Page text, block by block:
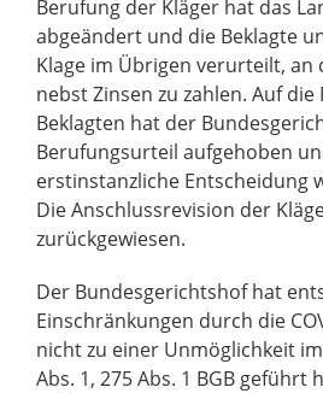
Berufung der Kläger hat das
abgeändert und die Beklagte
Klage im Übrigen verurteilt, an
nebst Zinsen zu zahlen. Auf die
Beklagten hat der
Berufungsurteil aufgehoben
erstinstanzliche Entscheidung
Die Anschlussrevision der
zurückgewiesen.
Der Bundesgerichtshof hat
Einschränkungen durch die
nicht zu einer Unmöglichkeit
Abs. 1, 275 Abs. 1 BGB geführt